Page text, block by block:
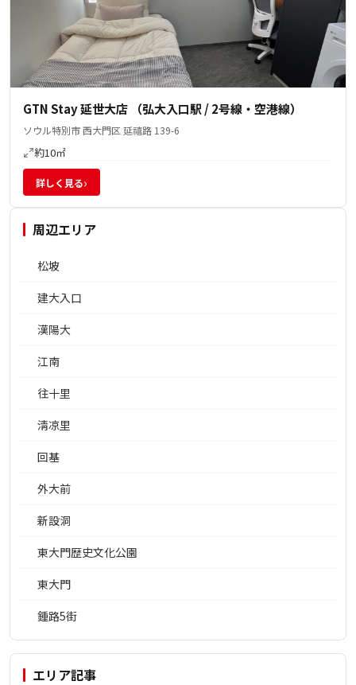
GTN Stay 延世大店 （弘大入口駅 / 2号線・空港線）
ソウル特別市 西大門区 延禧路 139-6
約10㎡
詳しく見る›
周辺エリア
松坡
建大入口
漢陽大
江南
往十里
淸凉里
回基
外大前
新設洞
東大門歴史文化公園
東大門
鍾路5街
エリア記事